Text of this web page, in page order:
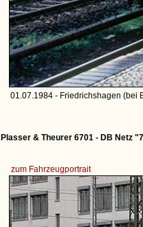
01.07.1984 - Friedrichshagen (bei
Plasser & Theurer 6701 - DB Netz
zum Fahrzeugportrait